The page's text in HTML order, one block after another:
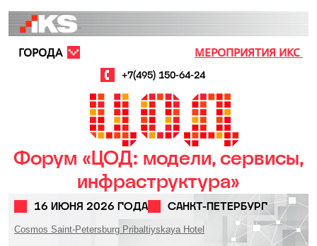
МЕРОПРИЯТИЯ ИКС
+7(495) 150-64-24
ГОРОДА
Форум «ЦОД: модели, сервисы,
инфраструктура»
16 ИЮНЯ 2026 ГОДА САНКТ-ПЕТЕРБУРГ
Cosmos Saint-Petersburg Pribaltiyskaya Hotel